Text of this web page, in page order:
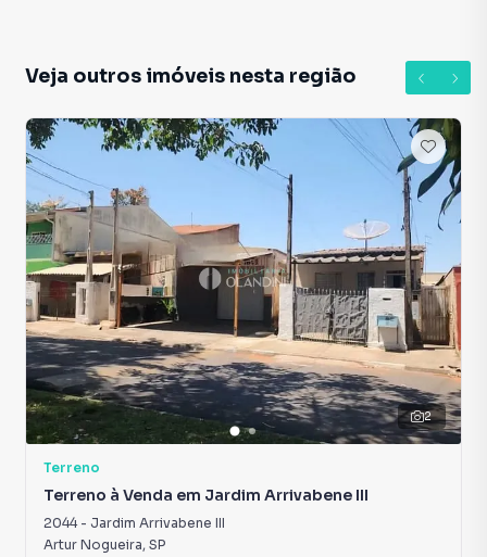
Veja outros imóveis nesta região
2
Terreno
Terreno à Venda em Jardim Arrivabene III
2044- Jardim Arrivabene III
Artur Nogueira, SP